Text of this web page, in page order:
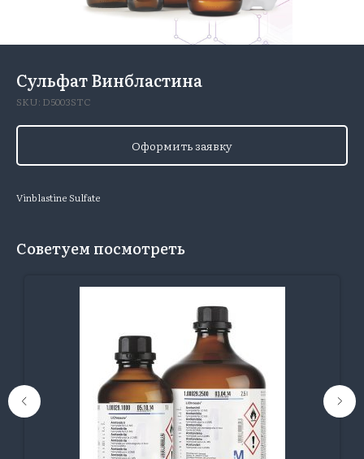
Сульфат Винбластина
SKU: D5003STC
Оформить заявку
Vinblastine Sulfate
Советуем посмотреть